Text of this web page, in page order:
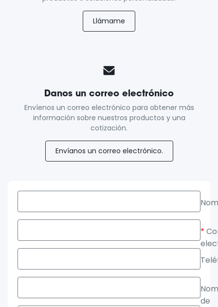
Llámame
Danos un correo electrónico
Envíenos un correo electrónico para obtener más
información sobre nuestros productos y una
cotización.
Envíanos un correo electrónico.
*
de